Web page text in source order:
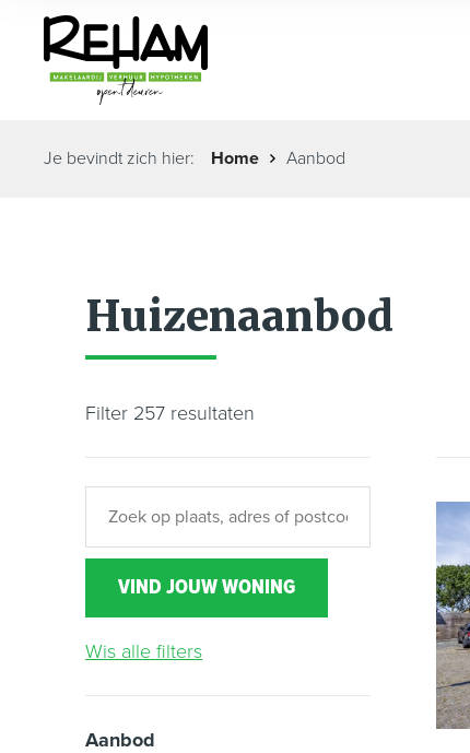
Je bevindt zich hier: Home Aanbod
Huizenaanbod
Filter 257 resultaten
Wis alle filters
Aanbod